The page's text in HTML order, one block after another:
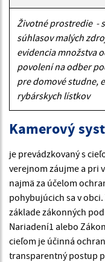
Životné prostredie -
súhlasov malých
evidencia množstva
povolení na odber
pre domové studne,
rybárskych lístkov
Kamerový
je prevádzkovaný s
verejnom záujme a pri
najmä za účelom
pohybujúcich sa v
základe zákonných
Nariadení1 alebo
cieľom je účinná
transparentný postup